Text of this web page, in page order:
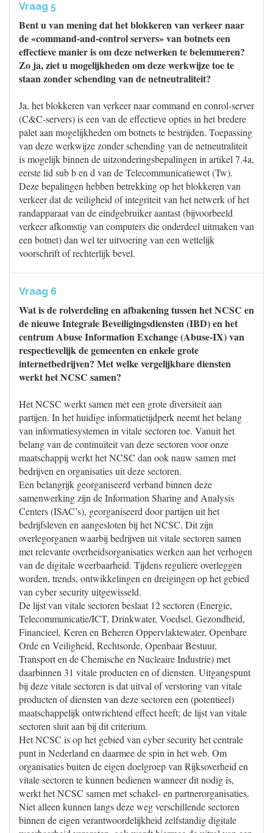
Vraag 5
Bent u van mening dat het blokkeren van verkeer naar
de «command-and-control servers» van botnets een
effectieve manier is om deze netwerken te belemmeren?
Zo ja, ziet u mogelijkheden om deze werkwijze toe te
staan zonder schending van de netneutraliteit?
Ja, het blokkeren van verkeer naar command en conrol-server
(C&C-servers) is een van de effectieve opties in het bredere
palet aan mogelijkheden om botnets te bestrijden. Toepassing
van deze werkwijze zonder schending van de netneutraliteit
is mogelijk binnen de uitzonderingsbepalingen in artikel 7.4a,
eerste lid sub b en d van de Telecommunicatiewet (Tw).
Deze bepalingen hebben betrekking op het blokkeren van
verkeer dat de veiligheid of integriteit van het netwerk of het
randapparaat van de eindgebruiker aantast (bijvoorbeeld
verkeer afkomstig van computers die onderdeel uitmaken van
een botnet) dan wel ter uitvoering van een wettelijk
voorschrift of rechterlijk bevel.
Vraag 6
Wat is de rolverdeling en afbakening tussen het NCSC en
de nieuwe Integrale Beveiligingsdiensten (IBD) en het
centrum Abuse Information Exchange (Abuse-IX) van
respectievelijk de gemeenten en enkele grote
internetbedrijven? Met welke vergelijkbare diensten
werkt het NCSC samen?
Het NCSC werkt samen met een grote diversiteit aan
partijen. In het huidige informatietijdperk neemt het belang
van informatiesystemen in vitale sectoren toe. Vanuit het
belang van de continuïteit van deze sectoren voor onze
maatschappij werkt het NCSC dan ook nauw samen met
bedrijven en organisaties uit deze sectoren.
Een belangrijk georganiseerd verband binnen deze
samenwerking zijn de Information Sharing and Analysis
Centers (ISAC’s), georganiseerd door partijen uit het
bedrijfsleven en aangesloten bij het NCSC. Dit zijn
overlegorganen waarbij bedrijven uit vitale sectoren samen
met relevante overheidsorganisaties werken aan het verhogen
van de digitale weerbaarheid. Tijdens reguliere overleggen
worden, trends, ontwikkelingen en dreigingen op het gebied
van cyber security uitgewisseld.
De lijst van vitale sectoren beslaat 12 sectoren (Energie,
Telecommunicatie/ICT, Drinkwater, Voedsel, Gezondheid,
Financieel, Keren en Beheren Oppervlaktewater, Openbare
Orde en Veiligheid, Rechtsorde, Openbaar Bestuur,
Transport en de Chemische en Nucleaire Industrie) met
daarbinnen 31 vitale producten en of diensten. Uitgangspunt
bij deze vitale sectoren is dat uitval of verstoring van vitale
producten of diensten van deze sectoren een (potentieel)
maatschappelijk ontwrichtend effect heeft; de lijst van vitale
sectoren sluit aan bij dit criterium.
Het NCSC is op het gebied van cyber security het centrale
punt in Nederland en daarmee de spin in het web. Om
organisaties buiten de eigen doelgroep van Rijksoverheid en
vitale sectoren te kunnen bedienen wanneer dit nodig is,
werkt het NCSC samen met schakel- en partnerorganisaties.
Niet alleen kunnen langs deze weg verschillende sectoren
binnen de eigen verantwoordelijkheid zelfstandig digitale